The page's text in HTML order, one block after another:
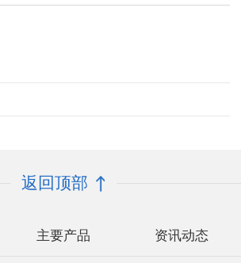
返回顶部
主要产品 资讯动态